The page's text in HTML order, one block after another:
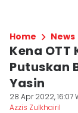
Home News
Kena OTT
Putuskan
Yasin
28 Apr 2022, 16:07
Azzis Zulkhairil